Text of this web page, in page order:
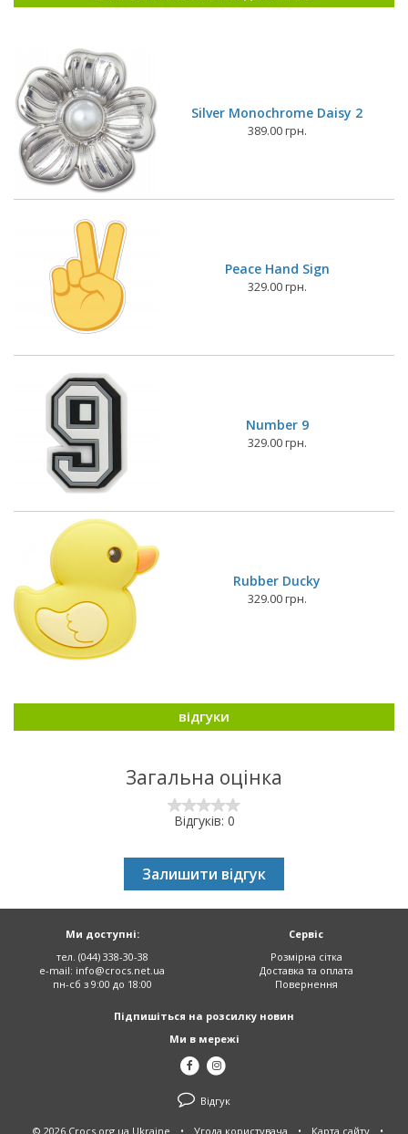
Silver Monochrome Daisy 2
389.00 грн.
Peace Hand Sign
329.00 грн.
Number 9
329.00 грн.
Rubber Ducky
329.00 грн.
відгуки
Загальна оцінка
Відгуків: 0
Залишити відгук
Сервіс
Розмірна сітка
Доставка та оплата
Повернення
Ми доступні:
тел. (044) 338-30-38
e-mail: info@crocs.net.ua
пн-сб з 9:00 до 18:00
Підпишіться на розсилку новин
Ми в мережі
Відгук
© 2026 Crocs.org.ua Ukraine • Угода користувача • Карта сайту •